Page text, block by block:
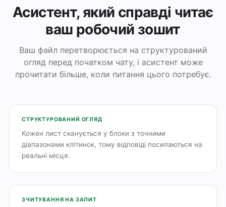
Асистент, який справді читає
ваш робочий зошит
Ваш файл перетворюється на структурований
огляд перед початком чату, і асистент може
прочитати більше, коли питання цього потребує.
СТРУКТУРОВАНИЙ ОГЛЯД
Кожен лист сканується у блоки з точними
діапазонами клітинок, тому відповіді посилаються на
реальні місця.
ЗЧИТУВАННЯ НА ЗАПИТ